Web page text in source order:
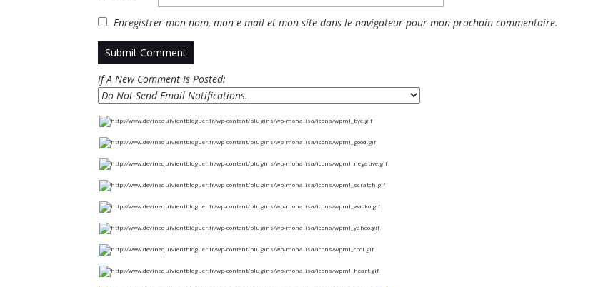
Enregistrer mon nom, mon e-mail et mon site dans le navigateur pour mon prochain commentaire.
If A New Comment Is Posted: